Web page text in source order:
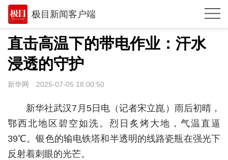
极目新闻客户端
推荐
观点
时政
武汉
世相
直击高温下的带电作业：汗水
浸透的守护
新华网 2025-07-05 18:00:50
新华社武汉7月5日电（记者宋立崑）雨后初晴，
鄂西北地区碧空如洗。烈日炙烤大地，气温直逼
39℃。银色的输电铁塔和半透明的线路瓷瓶在强光下
反射着刺眼的光芒。